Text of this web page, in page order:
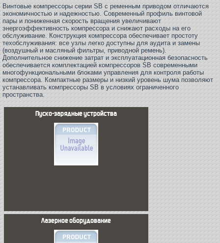
Винтовые компрессоры серии SB с ременным приводом отличаются
экономичностью и надежностью. Современный профиль винтовой
пары и пониженная скорость вращения увеличивают
энергоэффективность компрессора и снижают расходы на его
обслуживание. Конструкция компрессора обеспечивает простоту
техобслуживания: все узлы легко доступны для аудита и замены
(воздушный и масляный фильтры, приводной ремень).
Дополнительное снижение затрат и эксплуатационная безопасность
обеспечивается комплектацией компрессоров SB современными
многофункциональными блоками управления для контроля работы
компрессора. Компактные размеры и низкий уровень шума позволяют
устанавливать компрессоры SB в условиях ограниченного
пространства.
Пуско-зарядные устройства
Лазерное оборудование